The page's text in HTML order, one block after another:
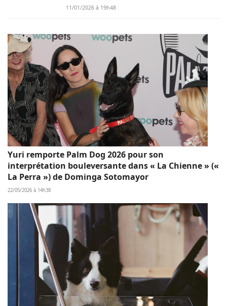
11/01/2026 à 19h48
Yuri remporte Palm Dog 2026 pour son
interprétation bouleversante dans « La Chienne » («
La Perra ») de Dominga Sotomayor
22/05/2026 à 14h38